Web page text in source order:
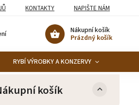
KONTAKTY NAPIŠTE NÁM
Nákupní košík
Prázdný košík
RYBÍ VÝROBKY A KONZERVY
košík